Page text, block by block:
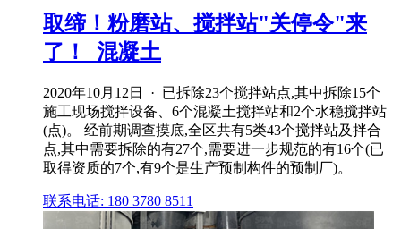
取缔！粉磨站、搅拌站"关停令"来
了！_混凝土
2020年10月12日 · 已拆除23个搅拌站点,其中拆除15个
施工现场搅拌设备、6个混凝土搅拌站和2个水稳搅拌站
(点)。 经前期调查摸底,全区共有5类43个搅拌站及拌合
点,其中需要拆除的有27个,需要进一步规范的有16个(已
取得资质的7个,有9个是生产预制构件的预制厂)。
联系电话: 180 3780 8511